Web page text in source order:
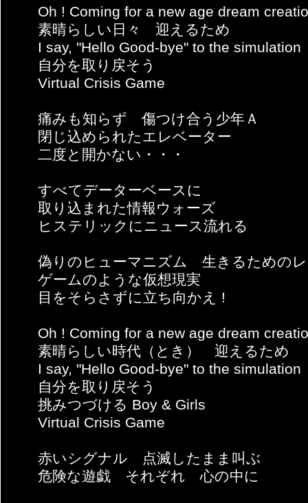
Oh ! Coming for a new age dream
素晴らしい日々 迎えるため
I say, "Hello Good-bye" to the simulation
自分を取り戻そう
Virtual Crisis Game
痛みも知らず 傷つけ合う少年Ａ
閉じ込められたエレベーター
二度と開かない・・・
すべてデーターベースに
取り込まれた情報ウォーズ
ヒステリックにニュース流れる
偽りのヒューマニズム 生きるための
ゲームのような仮想現実
目をそらさずに立ち向かえ !
Oh ! Coming for a new age dream
素晴らしい時代（とき） 迎えるため
I say, "Hello Good-bye" to the simulation
自分を取り戻そう
挑みつづける Boy & Girls
Virtual Crisis Game
赤いシグナル 点滅したまま叫ぶ
危険な遊戯 それぞれ 心の中に